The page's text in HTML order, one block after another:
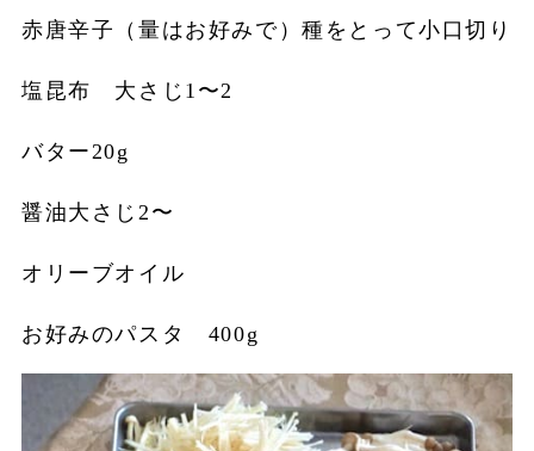
赤唐辛子（量はお好みで）種をとって小口切り
塩昆布 大さじ1〜2
バター20g
醤油大さじ2〜
オリーブオイル
お好みのパスタ 400g